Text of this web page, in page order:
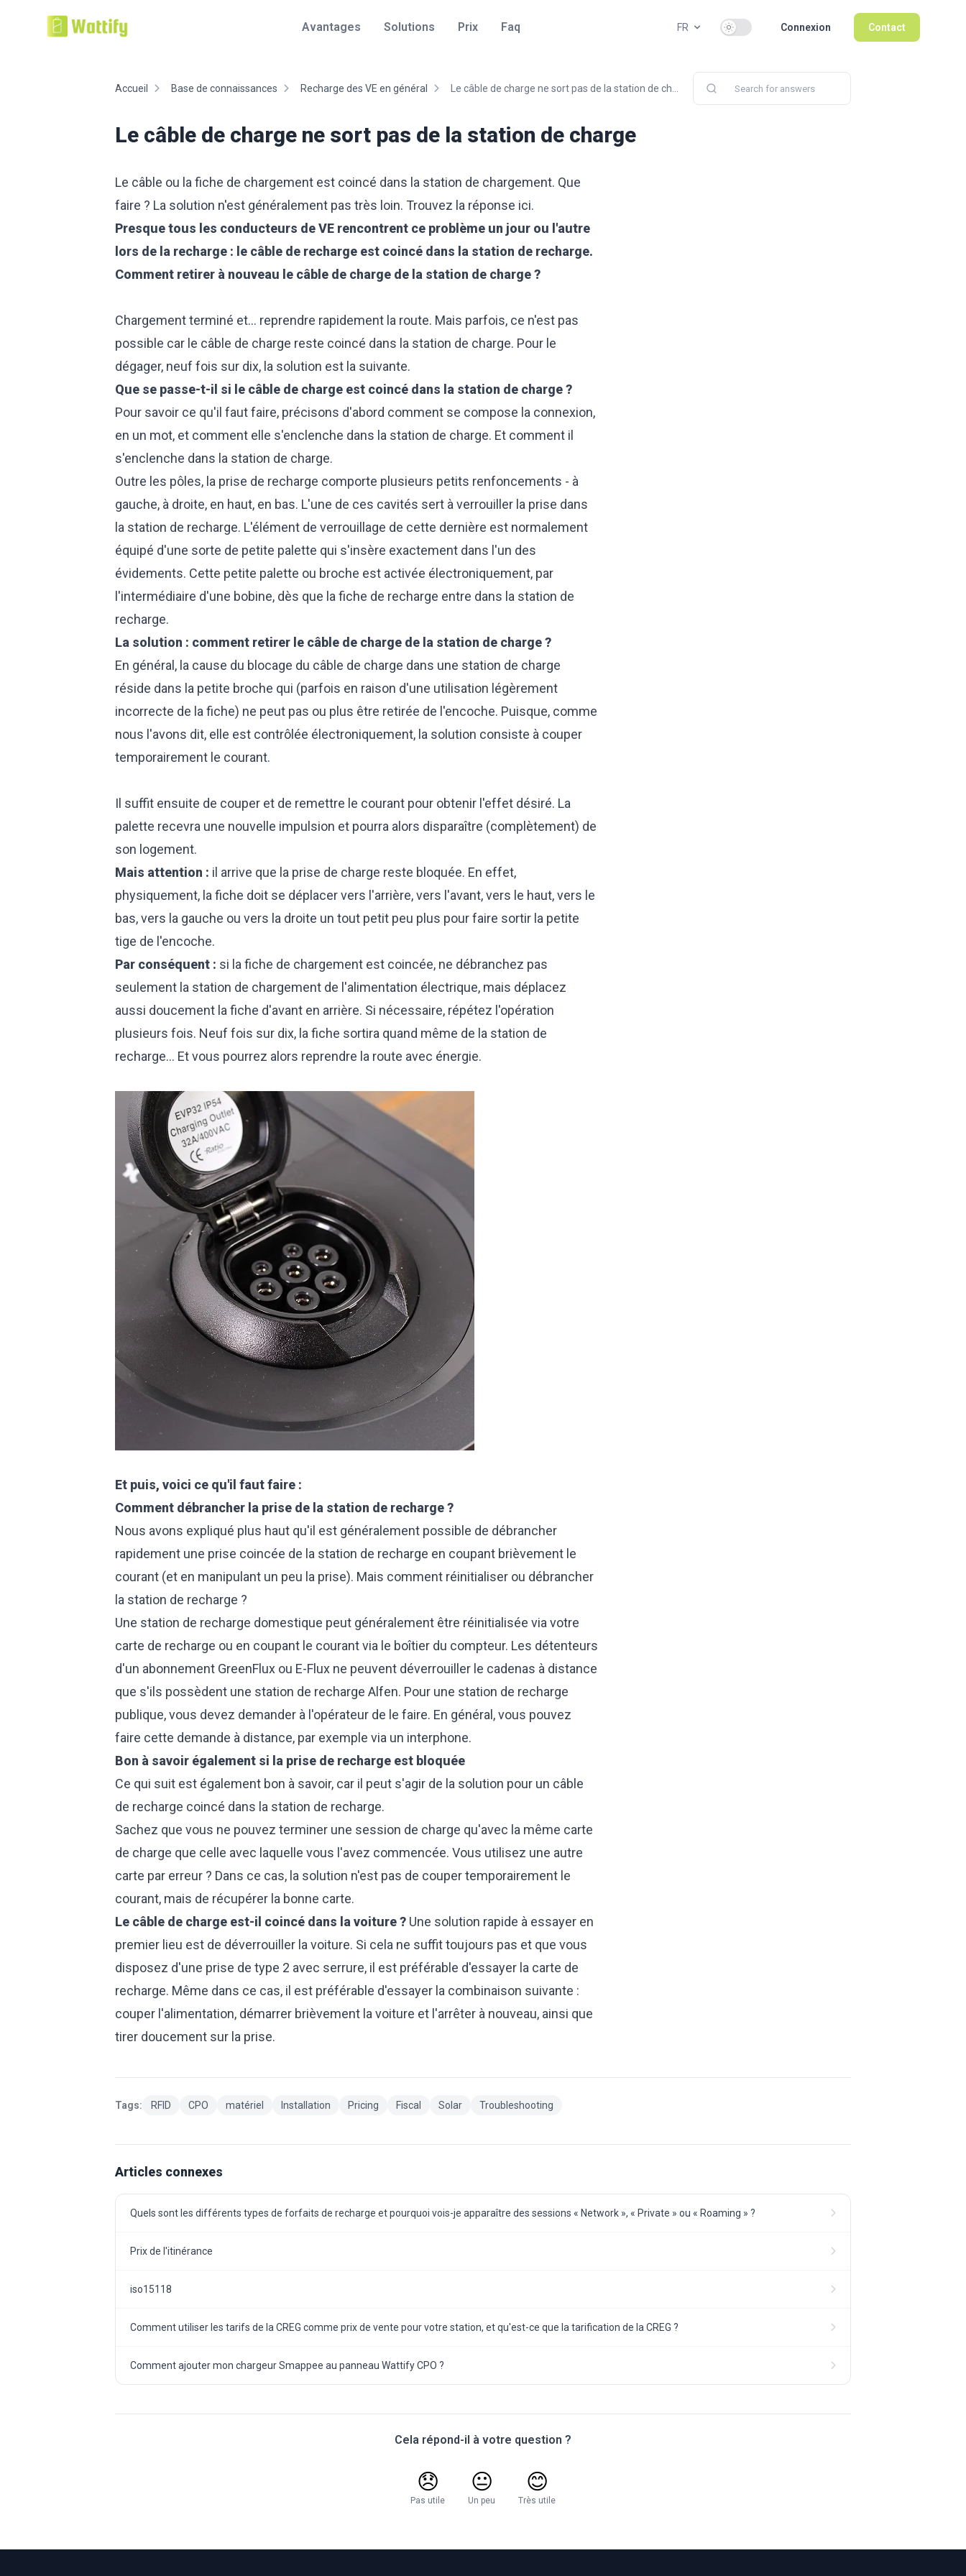
Avantages Solutions Prix Faq FR Use setting Connexion Contact
Accueil Base de connaissances Recharge des VE en général Le câble de charge ne sort pas de la station de ch...
Le câble de charge ne sort pas de la station de charge
Le câble ou la fiche de chargement est coincé dans la station de chargement. Que
faire ? La solution n'est généralement pas très loin. Trouvez la réponse ici.
Presque tous les conducteurs de VE rencontrent ce problème un jour ou l'autre
lors de la recharge : le câble de recharge est coincé dans la station de recharge.
Comment retirer à nouveau le câble de charge de la station de charge ?
Chargement terminé et... reprendre rapidement la route. Mais parfois, ce n'est pas
possible car le câble de charge reste coincé dans la station de charge. Pour le
dégager, neuf fois sur dix, la solution est la suivante.
Que se passe-t-il si le câble de charge est coincé dans la station de charge ?
Pour savoir ce qu'il faut faire, précisons d'abord comment se compose la connexion,
en un mot, et comment elle s'enclenche dans la station de charge. Et comment il
s'enclenche dans la station de charge.
Outre les pôles, la prise de recharge comporte plusieurs petits renfoncements - à
gauche, à droite, en haut, en bas. L'une de ces cavités sert à verrouiller la prise dans
la station de recharge. L'élément de verrouillage de cette dernière est normalement
équipé d'une sorte de petite palette qui s'insère exactement dans l'un des
évidements. Cette petite palette ou broche est activée électroniquement, par
l'intermédiaire d'une bobine, dès que la fiche de recharge entre dans la station de
recharge.
La solution : comment retirer le câble de charge de la station de charge ?
En général, la cause du blocage du câble de charge dans une station de charge
réside dans la petite broche qui (parfois en raison d'une utilisation légèrement
incorrecte de la fiche) ne peut pas ou plus être retirée de l'encoche. Puisque, comme
nous l'avons dit, elle est contrôlée électroniquement, la solution consiste à couper
temporairement le courant.
Il suffit ensuite de couper et de remettre le courant pour obtenir l'effet désiré. La
palette recevra une nouvelle impulsion et pourra alors disparaître (complètement) de
son logement.
Mais attention : il arrive que la prise de charge reste bloquée. En effet,
physiquement, la fiche doit se déplacer vers l'arrière, vers l'avant, vers le haut, vers le
bas, vers la gauche ou vers la droite un tout petit peu plus pour faire sortir la petite
tige de l'encoche.
Par conséquent : si la fiche de chargement est coincée, ne débranchez pas
seulement la station de chargement de l'alimentation électrique, mais déplacez
aussi doucement la fiche d'avant en arrière. Si nécessaire, répétez l'opération
plusieurs fois. Neuf fois sur dix, la fiche sortira quand même de la station de
recharge... Et vous pourrez alors reprendre la route avec énergie.
Et puis, voici ce qu'il faut faire :
Comment débrancher la prise de la station de recharge ?
Nous avons expliqué plus haut qu'il est généralement possible de débrancher
rapidement une prise coincée de la station de recharge en coupant brièvement le
courant (et en manipulant un peu la prise). Mais comment réinitialiser ou débrancher
la station de recharge ?
Une station de recharge domestique peut généralement être réinitialisée via votre
carte de recharge ou en coupant le courant via le boîtier du compteur. Les détenteurs
d'un abonnement GreenFlux ou E-Flux ne peuvent déverrouiller le cadenas à distance
que s'ils possèdent une station de recharge Alfen. Pour une station de recharge
publique, vous devez demander à l'opérateur de le faire. En général, vous pouvez
faire cette demande à distance, par exemple via un interphone.
Bon à savoir également si la prise de recharge est bloquée
Ce qui suit est également bon à savoir, car il peut s'agir de la solution pour un câble
de recharge coincé dans la station de recharge.
Sachez que vous ne pouvez terminer une session de charge qu'avec la même carte
de charge que celle avec laquelle vous l'avez commencée. Vous utilisez une autre
carte par erreur ? Dans ce cas, la solution n'est pas de couper temporairement le
courant, mais de récupérer la bonne carte.
Le câble de charge est-il coincé dans la voiture ? Une solution rapide à essayer en
premier lieu est de déverrouiller la voiture. Si cela ne suffit toujours pas et que vous
disposez d'une prise de type 2 avec serrure, il est préférable d'essayer la carte de
recharge. Même dans ce cas, il est préférable d'essayer la combinaison suivante :
couper l'alimentation, démarrer brièvement la voiture et l'arrêter à nouveau, ainsi que
tirer doucement sur la prise.
Tags: RFID CPO matériel Installation Pricing Fiscal Solar Troubleshooting
Articles connexes
Quels sont les différents types de forfaits de recharge et pourquoi vois-je apparaître des sessions « Network », « Private » ou « Roaming » ?
Prix de l'itinérance
iso15118
Comment utiliser les tarifs de la CREG comme prix de vente pour votre station, et qu'est-ce que la tarification de la CREG ?
Comment ajouter mon chargeur Smappee au panneau Wattify CPO ?
Cela répond-il à votre question ?
😞
Pas utile
😐
Un peu
😊
Très utile